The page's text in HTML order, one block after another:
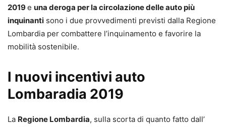
2019e una deroga per la circolazione delle auto più
inquinanti sono i due provvedimenti previsti dalla Regione
Lombardia per combattere l’inquinamento e favorire la
mobilità sostenibile.
I nuovi incentivi auto
Lombaradia 2019
La Regione Lombardia, sulla scorta di quanto fatto dall’